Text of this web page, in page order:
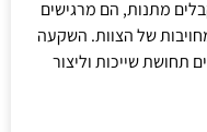
מתנות, הם מרגישים
של הצוות. השקעה
תחושת שייכות וליצור